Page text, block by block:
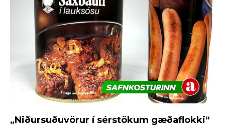
„Niðursuðuvörur í sérstökum gæðaflokki“